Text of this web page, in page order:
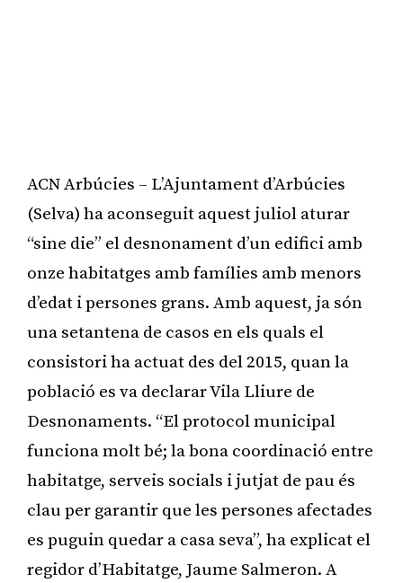
ACN Arbúcies – L’Ajuntament d’Arbúcies
(Selva) ha aconseguit aquest juliol aturar
“sine die” el desnonament d’un edifici amb
onze habitatges amb famílies amb menors
d’edat i persones grans. Amb aquest, ja són
una setantena de casos en els quals el
consistori ha actuat des del 2015, quan la
població es va declarar Vila Lliure de
Desnonaments. “El protocol municipal
funciona molt bé; la bona coordinació entre
habitatge, serveis socials i jutjat de pau és
clau per garantir que les persones afectades
es puguin quedar a casa seva”, ha explicat el
regidor d’Habitatge, Jaume Salmeron. A